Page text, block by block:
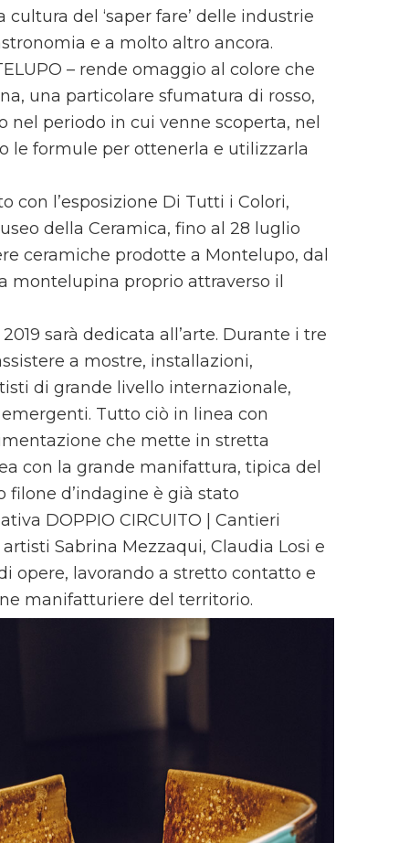
del ‘saper fare’ delle industrie
e a molto altro ancora.
– rende omaggio al colore che
una particolare sfumatura di rosso,
periodo in cui venne scoperta, nel
le formule per ottenerla e utilizzarla
con l’esposizione Di Tutti i Colori,
della Ceramica, fino al 28 luglio
ceramiche prodotte a Montelupo, dal
montelupina proprio attraverso il
sarà dedicata all’arte. Durante i tre
a mostre, installazioni,
di grande livello internazionale,
Tutto ciò in linea con
che mette in stretta
con la grande manifattura, tipica del
d’indagine è già stato
DOPPIO CIRCUITO | Cantieri
Sabrina Mezzaqui, Claudia Losi e
opere, lavorando a stretto contatto e
manifatturiere del territorio.